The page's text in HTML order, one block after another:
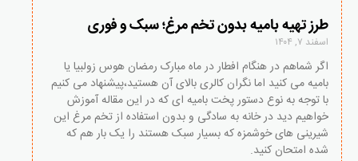
طرز تهیه بامیه بدون تخم مرغ؛ سبک و فوری
اسفند ۷, ۱۴۰۴
اگر شماهم در هنگام افطار در ماه مبارک رمضان هوس زولبیا یا
بامیه می کنید اما نگران کالری بالای آن هستید،پیشنهاد می کنیم
با توجه به نوع دستور پخت بامیه ای که در این مقاله آموزش
خواهیم دید در خانه به سادگی و بدون استفاده از تخم مرغ این
شیرینی های خوشمزه که بسیار سبک هستند را یک بار هم که
شده امتحان کنید.